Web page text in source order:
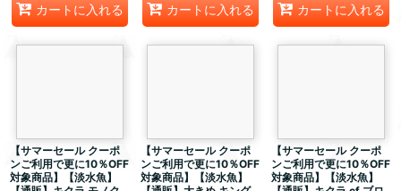
カートに入れる カートに入れる カートに入れる
【サマーセール クーポ
ンご利用で更に10％OFF
対象商品】【淡水魚】
【サマーセール クーポ
ンご利用で更に10％OFF
対象商品】【淡水魚】
【サマーセール クーポ
ンご利用で更に10％OFF
対象商品】【淡水魚】